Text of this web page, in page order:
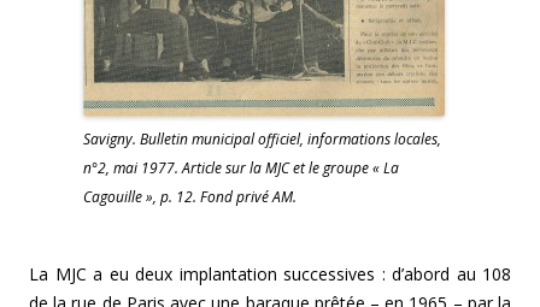
Savigny. Bulletin municipal officiel, informations locales,
n°2, mai 1977. Article sur la MJC et le groupe « La
Cagouille », p. 12. Fond privé AM.
La MJC a eu deux implantation successives : d’abord au 108